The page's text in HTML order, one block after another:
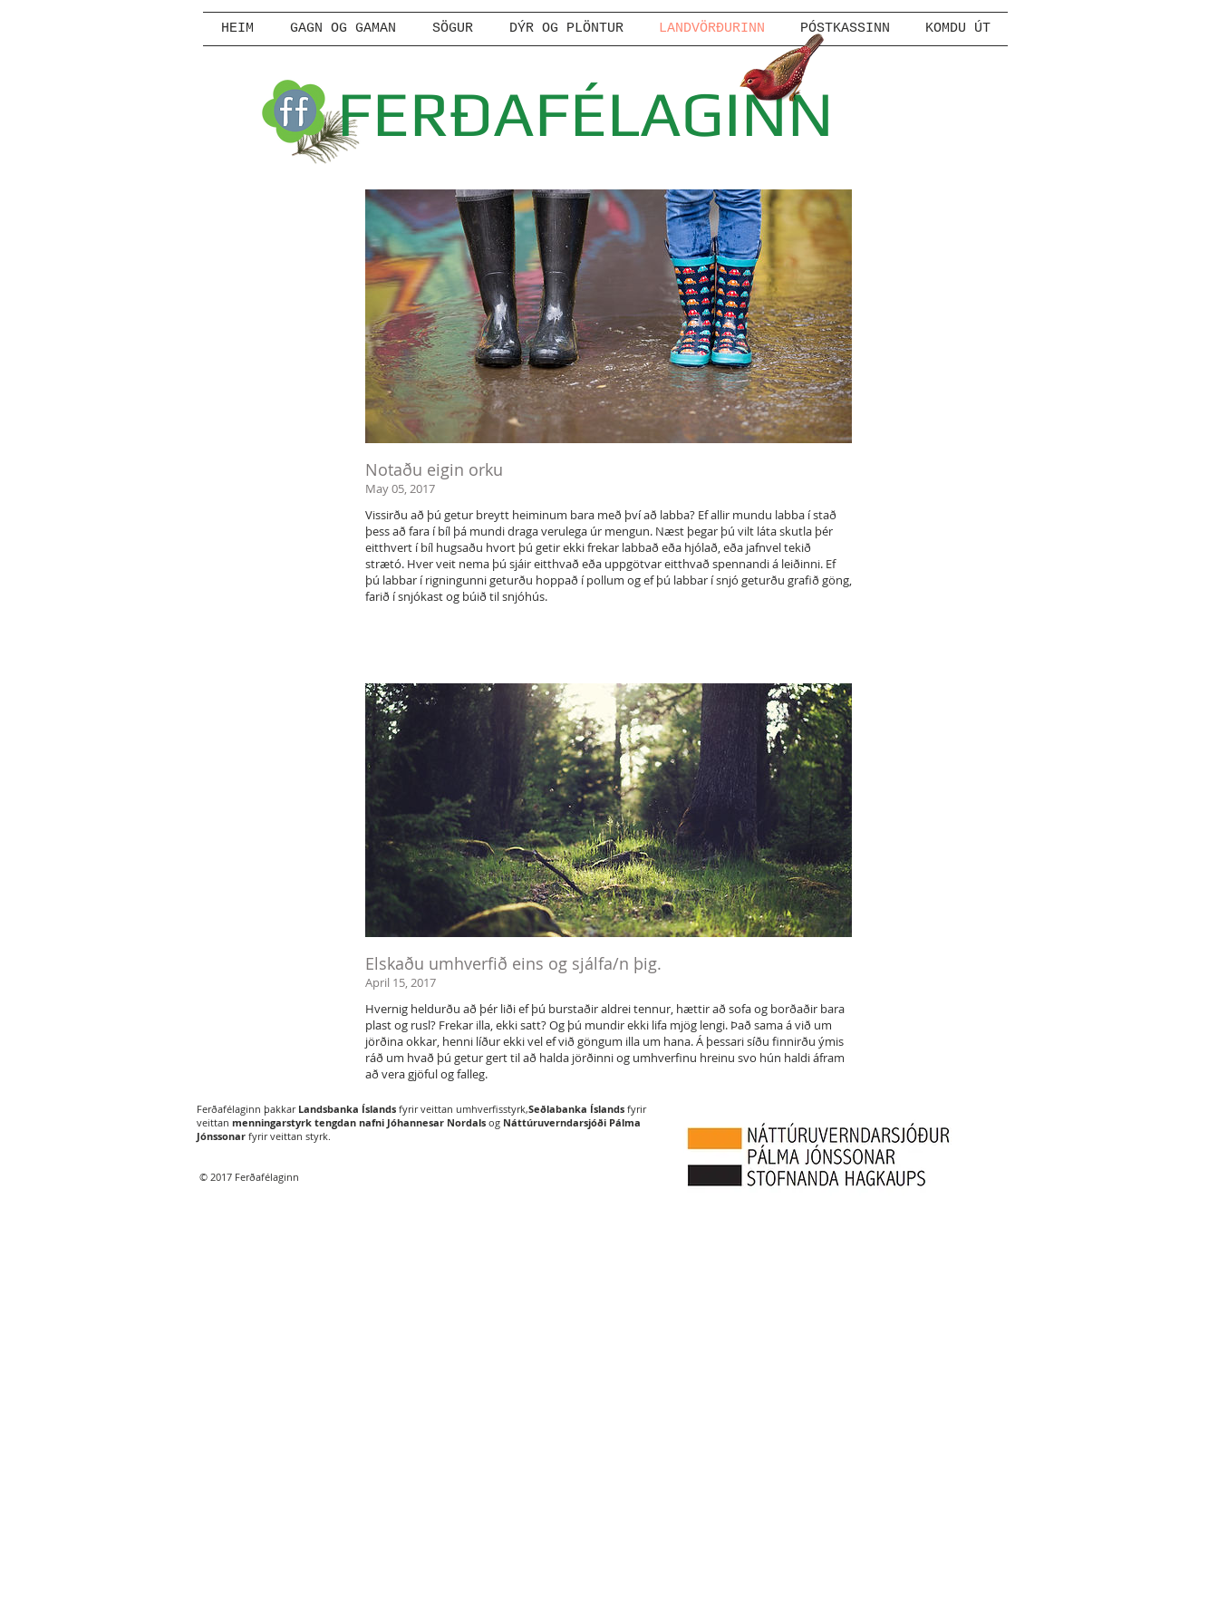
HEIM GAGN OG GAMAN SÖGUR DÝR OG PLÖNTUR LANDVÖRÐURINN PÓSTKASSINN KOMDU ÚT
FERÐAFÉLAGINN
Notaðu eigin orku
May 05, 2017
Vissirðu að þú getur breytt heiminum bara með því að labba? Ef allir mundu labba í stað
þess að fara í bíl þá mundi draga verulega úr mengun. Næst þegar þú vilt láta skutla þér
eitthvert í bíl hugsaðu hvort þú getir ekki frekar labbað eða hjólað, eða jafnvel tekið
strætó. Hver veit nema þú sjáir eitthvað eða uppgötvar eitthvað spennandi á leiðinni. Ef
þú labbar í rigningunni geturðu hoppað í pollum og ef þú labbar í snjó geturðu grafið göng,
farið í snjókast og búið til snjóhús.
Elskaðu umhverfið eins og sjálfa/n þig.
April 15, 2017
Hvernig heldurðu að þér liði ef þú burstaðir aldrei tennur, hættir að sofa og borðaðir bara
plast og rusl? Frekar illa, ekki satt? Og þú mundir ekki lifa mjög lengi. Það sama á við um
jörðina okkar, henni líður ekki vel ef við göngum illa um hana. Á þessari síðu finnirðu ýmis
ráð um hvað þú getur gert til að halda jörðinni og umhverfinu hreinu svo hún haldi áfram
að vera gjöful og falleg.
Ferðafélaginn þakkarLandsbanka Íslands fyrir veittan umhverfisstyrk,Seðlabanka Íslands fyrir
veittan menningarstyrk tengdan nafni Jóhannesar Nordals og Náttúruverndarsjóði Pálma
Jónssonar fyrir veittan styrk.
© 2017 Ferðafélaginn